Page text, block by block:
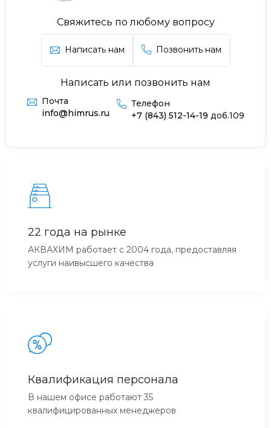
Свяжитесь по любому вопросу
Написать нам Позвонить нам
Написать или позвонить нам
Почта
info@himrus.ru
Телефон
+7 (843) 512-14-19 доб.109
22 года на рынке
АКВАХИМ работает с 2004 года, предоставляя
услуги наивысшего качества
Квалификация персонала
В нашем офисе работают 35
квалифицированных менеджеров